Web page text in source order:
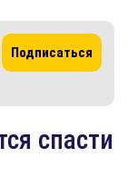
Подписаться
спасти